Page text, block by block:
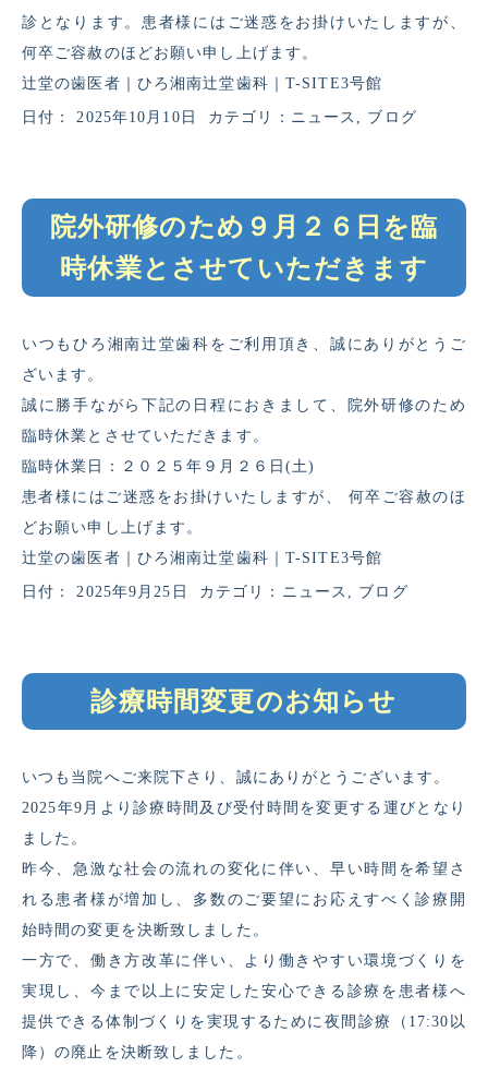
診となります。患者様にはご迷惑をお掛けいたしますが、
何卒ご容赦のほどお願い申し上げます。
辻堂の歯医者｜ひろ湘南辻堂歯科｜T-SITE3号館
日付： 2025年10月10日 カテゴリ： ニュース ブログ
院外研修のため９月２６日を臨
時休業とさせていただきます
いつもひろ湘南辻堂歯科をご利用頂き、誠にありがとうご
ざいます。
誠に勝手ながら下記の日程におきまして、院外研修のため
臨時休業とさせていただきます。
臨時休業日：２０２５年９月２６日(土)
患者様にはご迷惑をお掛けいたしますが、 何卒ご容赦のほ
どお願い申し上げます。
辻堂の歯医者｜ひろ湘南辻堂歯科｜T-SITE3号館
日付：2025年9月25日 カテゴリ： ニュース , ブログ
診療時間変更のお知らせ
いつも当院へご来院下さり、誠にありがとうございます。
2025年9月より診療時間及び受付時間を変更する運びとなり
ました。
昨今、急激な社会の流れの変化に伴い、早い時間を希望さ
れる患者様が増加し、多数のご要望にお応えすべく診療開
始時間の変更を決断致しました。
一方で、働き方改革に伴い、より働きやすい環境づくりを
実現し、今まで以上に安定した安心できる診療を患者様へ
提供できる体制づくりを実現するために夜間診療（17:30以
降）の廃止を決断致しました。